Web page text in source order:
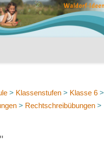
> Klassenstufen > Klasse 6 >
> Rechtschreibübungen >